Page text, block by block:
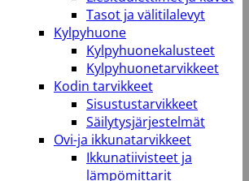
Tasot ja välitilalevyt
Kylpyhuone
Kylpyhuonekalusteet
Kylpyhuonetarvikkeet
Kodin tarvikkeet
Sisustustarvikkeet
Säilytysjärjestelmät
Ovi-ja ikkunatarvikkeet
Ikkunatiivisteet ja
lämpömittarit